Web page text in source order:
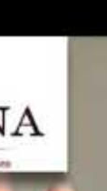
Bitte
beraten
und